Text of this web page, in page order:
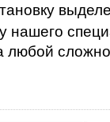
у нашего
любой